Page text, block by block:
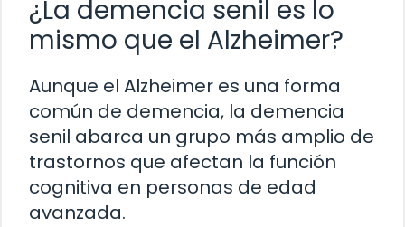
¿La demencia senil es lo
mismo que el Alzheimer?
Aunque el Alzheimer es una forma
común de demencia, la demencia
senil abarca un grupo más amplio de
trastornos que afectan la función
cognitiva en personas de edad
avanzada.